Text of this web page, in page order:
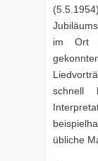
im Ort
schnell
übliche